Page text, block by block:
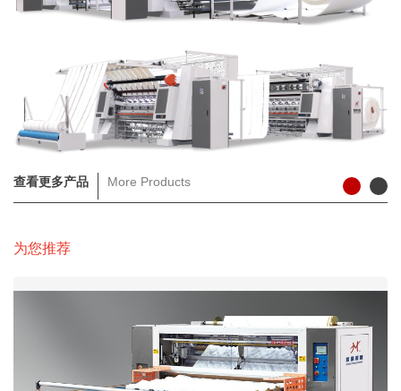
查看更多产品 More Products
为您推荐